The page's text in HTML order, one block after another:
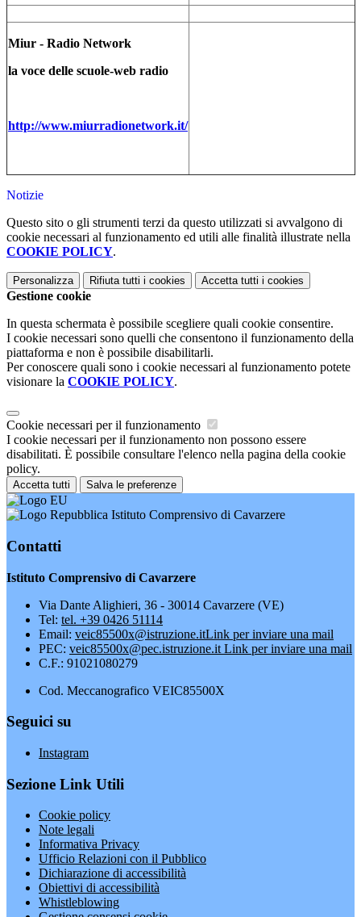
Miur - Radio Network
la voce delle scuole-web radio
http://www.miurradionetwork.it/
Notizie
Questo sito o gli strumenti terzi da questo utilizzati si avvalgono di
cookie necessari al funzionamento ed utili alle finalità illustrate nella
COOKIE POLICY.
Personalizza Rifiuta tutti i cookies Accetta tutti i cookies
Gestione cookie
In questa schermata è possibile scegliere quali cookie consentire.
I cookie necessari sono quelli che consentono il funzionamento della
piattaforma e non è possibile disabilitarli.
Per conoscere quali sono i cookie necessari al funzionamento potete
visionare la COOKIE POLICY.
Cookie necessari per il funzionamento
I cookie necessari per il funzionamento non possono essere
disabilitati. È possibile consultare l'elenco nella pagina della cookie
policy.
Accetta tutti Salva le preferenze
Istituto Comprensivo di Cavarzere
Contatti
Istituto Comprensivo di Cavarzere
Via Dante Alighieri, 36 - 30014 Cavarzere (VE)
Tel: tel. +39 0426 51114
Email: veic85500x@istruzione.itLink per inviare una mail
PEC: veic85500x@pec.istruzione.it Link per inviare una mail
C.F.: 91021080279
Cod. Meccanografico VEIC85500X
Seguici su
Instagram
Sezione Link Utili
Cookie policy
Note legali
Informativa Privacy
Ufficio Relazioni con il Pubblico
Dichiarazione di accessibilità
Obiettivi di accessibilità
Whistleblowing